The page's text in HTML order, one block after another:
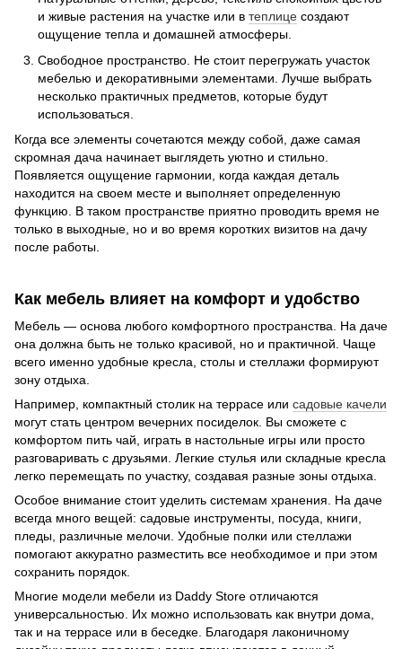
и живые растения на участке или в теплице создают
ощущение тепла и домашней атмосферы.
Свободное пространство. Не стоит перегружать участок
мебелью и декоративными элементами. Лучше выбрать
несколько практичных предметов, которые будут
использоваться.
Когда все элементы сочетаются между собой, даже самая
скромная дача начинает выглядеть уютно и стильно.
Появляется ощущение гармонии, когда каждая деталь
находится на своем месте и выполняет определенную
функцию. В таком пространстве приятно проводить время не
только в выходные, но и во время коротких визитов на дачу
после работы.
Как мебель влияет на комфорт и удобство
Мебель — основа любого комфортного пространства. На даче
она должна быть не только красивой, но и практичной. Чаще
всего именно удобные кресла, столы и стеллажи формируют
зону отдыха.
Например, компактный столик на террасе или садовые качели
могут стать центром вечерних посиделок. Вы сможете с
комфортом пить чай, играть в настольные игры или просто
разговаривать с друзьями. Легкие стулья или складные кресла
легко перемещать по участку, создавая разные зоны отдыха.
Особое внимание стоит уделить системам хранения. На даче
всегда много вещей: садовые инструменты, посуда, книги,
пледы, различные мелочи. Удобные полки или стеллажи
помогают аккуратно разместить все необходимое и при этом
сохранить порядок.
Многие модели мебели из Daddy Store отличаются
универсальностью. Их можно использовать как внутри дома,
так и на террасе или в беседке. Благодаря лаконичному